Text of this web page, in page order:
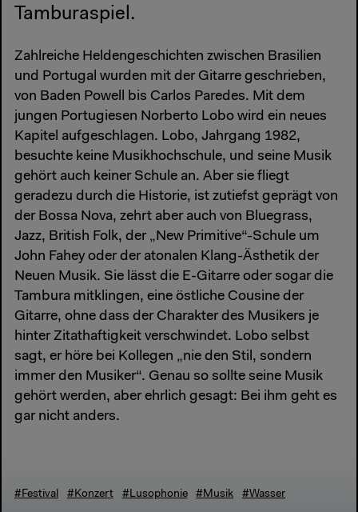
Tamburaspiel.
Zahlreiche Heldengeschichten zwischen Brasilien
und Portugal wurden mit der Gitarre geschrieben,
von Baden Powell bis Carlos Paredes. Mit dem
jungen Portugiesen Norberto Lobo wird ein neues
Kapitel aufgeschlagen. Lobo, Jahrgang 1982,
besuchte keine Musikhochschule, und seine Musik
gehört auch keiner Schule an. Aber sie fliegt
geradezu durch die Historie, ist zutiefst geprägt von
der Bossa Nova, zehrt aber auch von Bluegrass,
Jazz, British Folk, der „New Primitive“-Schule um
John Fahey oder der atonalen Klang-Ästhetik der
Neuen Musik. Sie lässt die E-Gitarre oder sogar die
Tambura mitklingen, eine östliche Cousine der
Gitarre, ohne dass der Charakter des Musikers je
hinter Zitathaftigkeit verschwindet. Lobo selbst
sagt, er höre bei Kollegen „nie den Stil, sondern
immer den Musiker“. Genau so sollte seine Musik
gehört werden, aber ehrlich gesagt: Bei ihm geht es
gar nicht anders.
#Festival #Konzert #Lusophonie #Musik #Wasser